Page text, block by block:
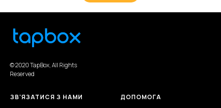
© 2020 TapBox, All Rights
Reserved
ЗВ'ЯЗАТИСЯ З НАМИ
ДОПОМОГА